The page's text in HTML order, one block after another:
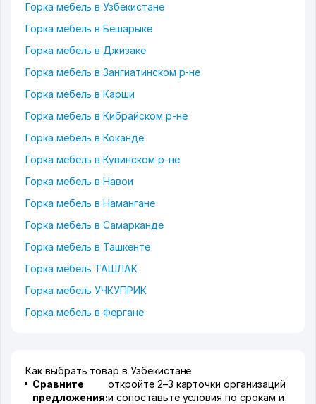
Горка мебель в Узбекистане
Горка мебель в Бешарыке
Горка мебель в Джизаке
Горка мебель в Зангиатинском р-не
Горка мебель в Карши
Горка мебель в Кибрайском р-не
Горка мебель в Коканде
Горка мебель в Кувинском р-не
Горка мебель в Навои
Горка мебель в Намангане
Горка мебель в Самарканде
Горка мебель в Ташкенте
Горка мебель ТАШЛАК
Горка мебель УЧКУПРИК
Горка мебель в Фергане
Как выбрать товар в Узбекистане
Сравните
предложения:
откройте 2–3 карточки организаций
и сопоставьте условия по срокам и